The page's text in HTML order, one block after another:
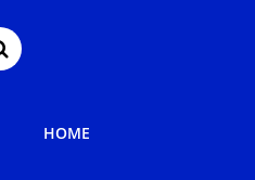
HOME